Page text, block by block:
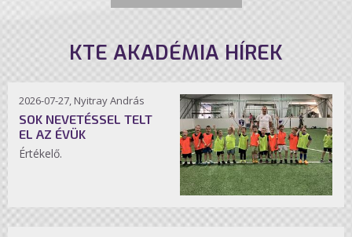
KTE AKADÉMIA HÍREK
2026-07-27, Nyitray András
SOK NEVETÉSSEL TELT
EL AZ ÉVÜK
Értékelő.